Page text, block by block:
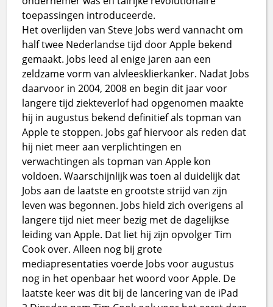
toepassingen introduceerde.
Het overlijden van Steve Jobs werd vannacht om
half twee Nederlandse tijd door Apple bekend
gemaakt. Jobs leed al enige jaren aan een
zeldzame vorm van alvleesklierkanker. Nadat Jobs
daarvoor in 2004, 2008 en begin dit jaar voor
langere tijd ziekteverlof had opgenomen maakte
hij in augustus bekend definitief als topman van
Apple te stoppen. Jobs gaf hiervoor als reden dat
hij niet meer aan verplichtingen en
verwachtingen als topman van Apple kon
voldoen. Waarschijnlijk was toen al duidelijk dat
Jobs aan de laatste en grootste strijd van zijn
leven was begonnen. Jobs hield zich overigens al
langere tijd niet meer bezig met de dagelijkse
leiding van Apple. Dat liet hij zijn opvolger Tim
Cook over. Alleen nog bij grote
mediapresentaties voerde Jobs voor augustus
nog in het openbaar het woord voor Apple. De
laatste keer was dit bij de lancering van de iPad